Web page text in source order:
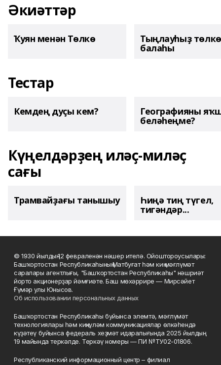
Әкиәттәр
Ҡуян менән Төлкө Тыңлауһыҙ төлкө
балаһы
Тестар
Кемдең дуҫы кем? Географияны
беләһеңме?
Күңелдәрҙең иләҫ-миләҫ
сағы
Трамвайҙағы танышыу Һиңә тиң түгел,
тигәндәр...
© 1930 йылдың 12 февраленән нәшер ителә. Ойоштороусылары:
Башҡортостан Республикаһының Матбуғат һәм киң мәғлүмәт
саралары агентлығы, "Башҡортостан Республикаһы" нәшриәт
йорто акционерҙар йәмғиәте. Баш мөхәррире — Мирсәйет
Ғүмәр улы Юнысов.
Об использовании персональных данных
Башҡортостан Республикаһы буйынса элемтә, мәғлүмәт
технологиялары һәм киңкүләм коммуникациялар өлкәһендә
күҙәтеү буйынса федераль хеҙмәт идаралығында 2025 йылдың
19 майында теркәлде. Теркәү номеры — ПИ №ТУ02-01806.
Республиканский информационный центр – филиал